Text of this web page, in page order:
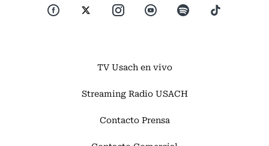
TV Usach en vivo
Streaming Radio USACH
Contacto Prensa